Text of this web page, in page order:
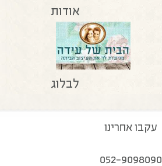
אודות
לבלוג
עקבו אחרינו
052-9098090